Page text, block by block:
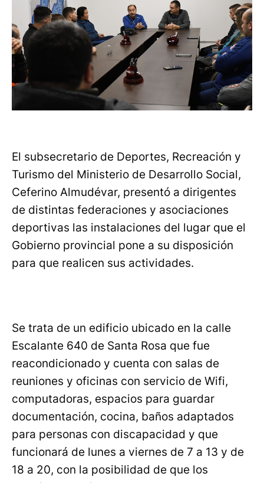
El subsecretario de Deportes, Recreación y
Turismo del Ministerio de Desarrollo Social,
Ceferino Almudévar, presentó a dirigentes
de distintas federaciones y asociaciones
deportivas las instalaciones del lugar que el
Gobierno provincial pone a su disposición
para que realicen sus actividades.
Se trata de un edificio ubicado en la calle
Escalante 640 de Santa Rosa que fue
reacondicionado y cuenta con salas de
reuniones y oficinas con servicio de Wifi,
computadoras, espacios para guardar
documentación, cocina, baños adaptados
para personas con discapacidad y que
funcionará de lunes a viernes de 7 a 13 y de
18 a 20, con la posibilidad de que los